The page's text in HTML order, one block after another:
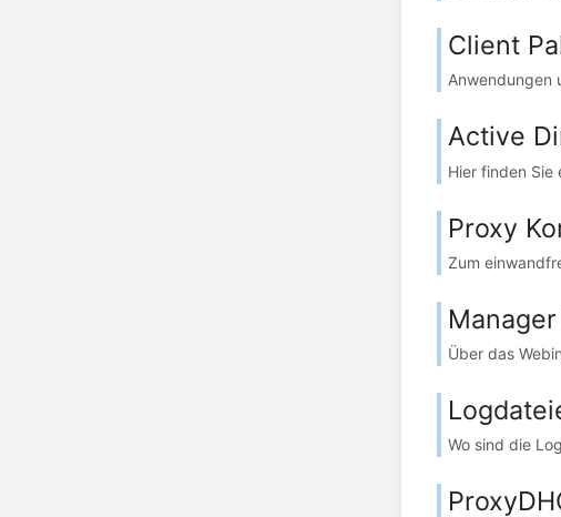
Client
Anwendungen
Active
Hier finden Sie
Proxy
Zum
Über das
Wo sind die